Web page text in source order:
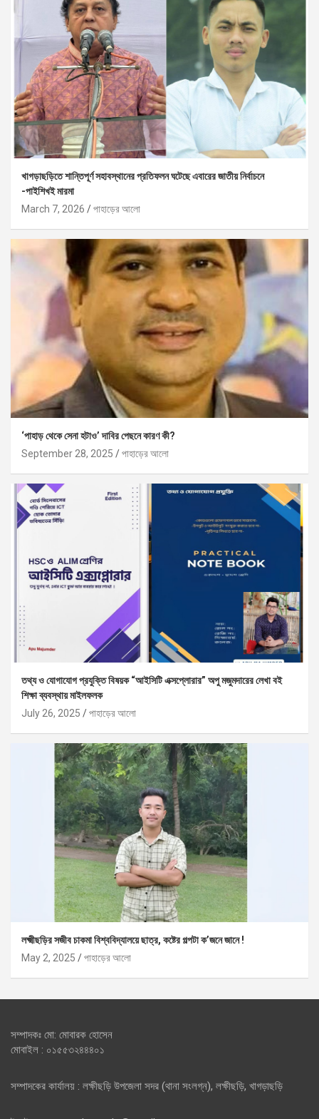
খাগড়াছড়িতে শান্তিপূর্ণ সহাবস্থানের প্রতিফলন ঘটেছে এবারের জাতীয় নির্বাচনে
-পাইশিখই মারমা
March 7, 2026
পাহাড়ের আলো
‘পাহাড় থেকে সেনা হটাও’ দাবির পেছনে কারণ কী?
September 28, 2025
পাহাড়ের আলো
তথ্য ও যোগাযোগ প্রযুক্তি বিষয়ক “আইসিটি এক্সপ্লোরার” অপু মজুমদারের লেখা বই
শিক্ষা ব্যবস্থায় মাইলফলক
July 26, 2025
পাহাড়ের আলো
লক্ষ্মীছড়ির সজীব চাকমা বিশ্ববিদ্যালয়ে ছাত্র, কষ্টের গল্পটা ক’জনে জানে !
May 2, 2025
পাহাড়ের আলো
সম্পাদকঃ মো: মোবারক হোসেন
মোবাইল : ০১৫৫৩২৪৪৪০১
সম্পাদকের কার্যালয় : লক্ষীছড়ি উপজেলা সদর (থানা সংলগ্ন), লক্ষীছড়ি, খাগড়াছড়ি